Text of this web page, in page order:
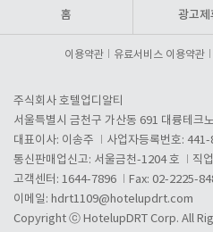
홈 광고제
이용약관 유료서비스 이용약관
주식회사 호텔업디알티
서울특별시 금천구 가산동 691 대륭테크
대표이사: 이송주
사업자등록번호:
통신판매업신고: 서울금천-1204 호
직
고객센터: 1644-7896
Fax: 02-2225-
이메일: hdrt1109@hotelupdrt.com
Copyright ⓒ HotelupDRT Corp. All